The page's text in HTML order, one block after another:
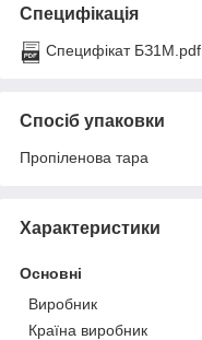
Специфікація
Специфікат БЗ1М.pdf
Спосіб упаковки
Пропіленова тара
Характеристики
Основні
Виробник
Країна виробник